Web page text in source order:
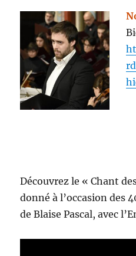
Découvrez le « Chant
donné à l’occasion des
de Blaise Pascal, avec